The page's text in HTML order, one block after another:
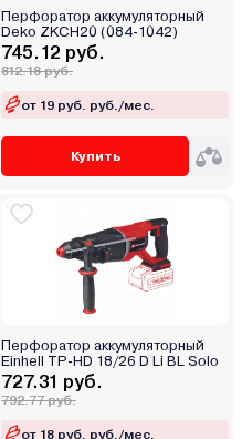
Перфоратор аккумуляторный
Deko ZKCH20 (084-1042)
745.12 руб.
812.18 руб.
от 19 руб. руб./мес.
Купить
Перфоратор аккумуляторный
Einhell TP-HD 18/26 D Li BL Solo
727.31 руб.
792.77 руб.
от 18 руб. руб./мес.